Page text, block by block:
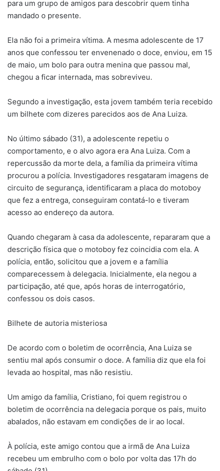
para um grupo de amigos para descobrir quem tinha
mandado o presente.
Ela não foi a primeira vítima. A mesma adolescente de 17
anos que confessou ter envenenado o doce, enviou, em 15
de maio, um bolo para outra menina que passou mal,
chegou a ficar internada, mas sobreviveu.
Segundo a investigação, esta jovem também teria recebido
um bilhete com dizeres parecidos aos de Ana Luiza.
No último sábado (31), a adolescente repetiu o
comportamento, e o alvo agora era Ana Luiza. Com a
repercussão da morte dela, a família da primeira vítima
procurou a polícia. Investigadores resgataram imagens de
circuito de segurança, identificaram a placa do motoboy
que fez a entrega, conseguiram contatá-lo e tiveram
acesso ao endereço da autora.
Quando chegaram à casa da adolescente, repararam que a
descrição física que o motoboy fez coincidia com ela. A
polícia, então, solicitou que a jovem e a família
comparecessem à delegacia. Inicialmente, ela negou a
participação, até que, após horas de interrogatório,
confessou os dois casos.
Bilhete de autoria misteriosa
De acordo com o boletim de ocorrência, Ana Luiza se
sentiu mal após consumir o doce. A família diz que ela foi
levada ao hospital, mas não resistiu.
Um amigo da família, Cristiano, foi quem registrou o
boletim de ocorrência na delegacia porque os pais, muito
abalados, não estavam em condições de ir ao local.
À polícia, este amigo contou que a irmã de Ana Luiza
recebeu um embrulho com o bolo por volta das 17h do